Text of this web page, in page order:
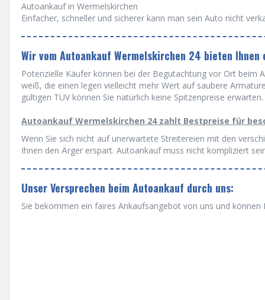
Autoankauf in Wermelskirchen
Einfacher, schneller und sicherer kann man sein Auto nicht
Wir vom Autoankauf Wermelskirchen 24 bieten
Potenzielle Käufer können bei der Begutachtung vor Ort beim
weiß, die einen legen vielleicht mehr Wert auf saubere
gültigen TÜV können Sie natürlich keine Spitzenpreise erwarten.
Autoankauf Wermelskirchen 24 zahlt Bestpreise für
Wenn Sie sich nicht auf unerwartete Streitereien mit den
Ihnen den Ärger erspart. Autoankauf muss nicht kompliziert
Unser Versprechen beim Autoankauf durch uns:
Sie bekommen ein faires Ankaufsangebot von uns und